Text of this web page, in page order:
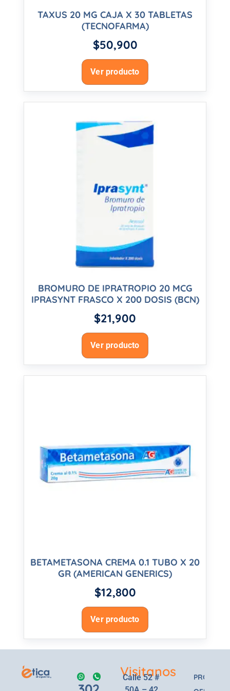
TAXUS 20 MG CAJA X 30 TABLETAS
(TECNOFARMA)
$50,900
Ver producto
BROMURO DE IPRATROPIO 20 MCG
IPRASYNT FRASCO X 200 DOSIS (BCN)
$21,900
Ver producto
BETAMETASONA CREMA 0.1 TUBO X 20
GR (AMERICAN GENERICS)
$12,800
Ver producto
Visitanos
Calle 52 #